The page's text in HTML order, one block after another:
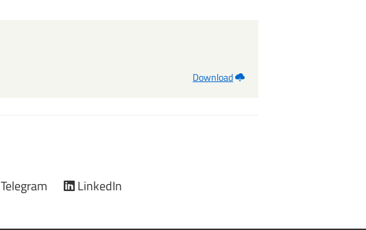
Download
Telegram LinkedIn